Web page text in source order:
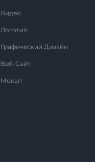
Видео
Логотип
Графический Дизайн
Веб-Сайт
Мокап